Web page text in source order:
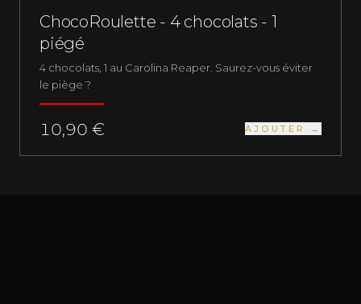
ChocoRoulette - 4 chocolats - 1
piégé
4 chocolats, 1 au Carolina Reaper. Saurez-vous éviter
le piège ?
10,90 € AJOUTER →